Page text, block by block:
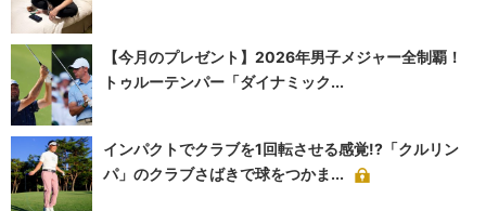
【今月のプレゼント】2026年男子メジャー全制覇！
トゥルーテンパー「ダイナミック...
インパクトでクラブを1回転させる感覚!?「クルリン
パ」のクラブさばきで球をつかま...